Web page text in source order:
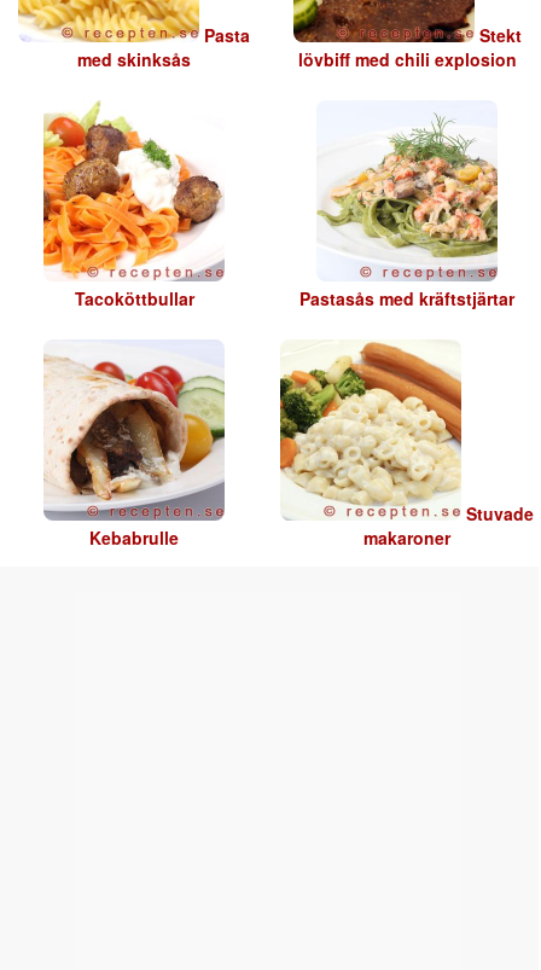
Pasta
med skinksås
Stekt
lövbiff med chili explosion
Tacoköttbullar Pastasås med kräftstjärtar
Kebabrulle
Stuvade
makaroner